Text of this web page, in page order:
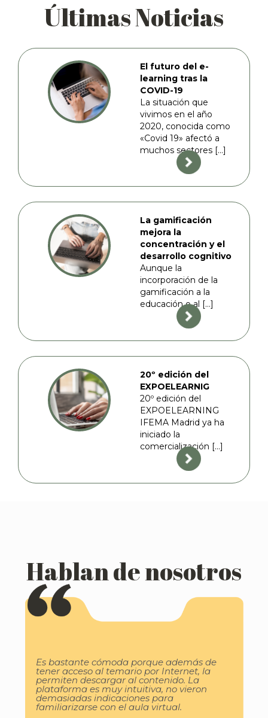
Últimas Noticias
El futuro del e-
learning tras la
COVID-19
La situación que
vivimos en el año
2020, conocida como
«Covid 19» afectó a
muchos sectores […]
La gamificación
mejora la
concentración y el
desarrollo cognitivo
Aunque la
incorporación de la
gamificación a la
educación o al […]
20º edición del
EXPOELEARNIG
20º edición del
EXPOELEARNING
IFEMA Madrid ya ha
iniciado la
comercialización […]
Hablan de nosotros
Es bastante cómoda porque además de
tener acceso al temario por Internet, la
permiten descargar al contenido. La
plataforma es muy intuitiva, no vieron
demasiadas indicaciones para
familiarizarse con el aula virtual.